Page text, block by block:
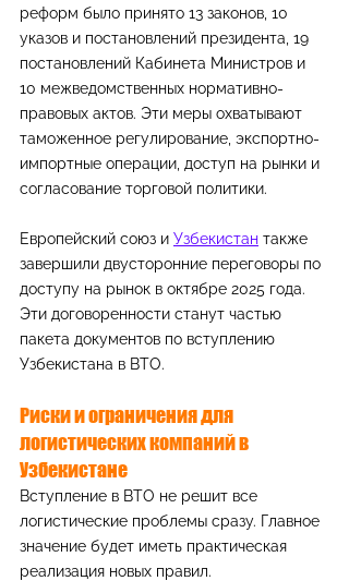
реформ было принято 13 законов, 10
указов и постановлений президента, 19
постановлений Кабинета Министров и
10 межведомственных нормативно-
правовых актов. Эти меры охватывают
таможенное регулирование, экспортно-
импортные операции, доступ на рынки и
согласование торговой политики.
Европейский союз и Узбекистан также
завершили двусторонние переговоры по
доступу на рынок в октябре 2025 года.
Эти договоренности станут частью
пакета документов по вступлению
Узбекистана в ВТО.
Риски и ограничения для
логистических компаний в
Узбекистане
Вступление в ВТО не решит все
логистические проблемы сразу. Главное
значение будет иметь практическая
реализация новых правил.